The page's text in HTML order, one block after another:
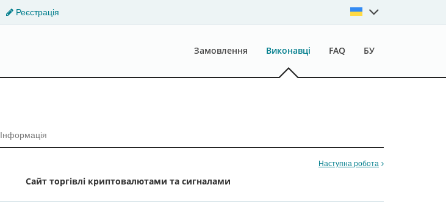
Реєстрація
Замовлення Виконавці FAQ БУ
Інформація
Наступна робота
Сайт торгівлі криптовалютами та сигналами